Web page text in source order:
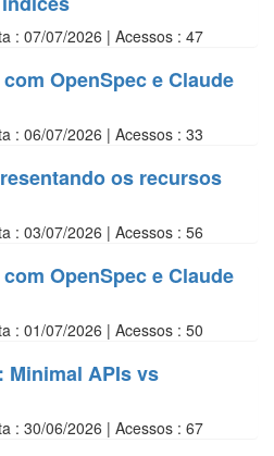
: 07/07/2026 | Acessos : 47
OpenSpec e Claude
: 06/07/2026 | Acessos : 33
os recursos
: 03/07/2026 | Acessos : 56
OpenSpec e Claude
: 01/07/2026 | Acessos : 50
Minimal APIs vs
: 30/06/2026 | Acessos : 67